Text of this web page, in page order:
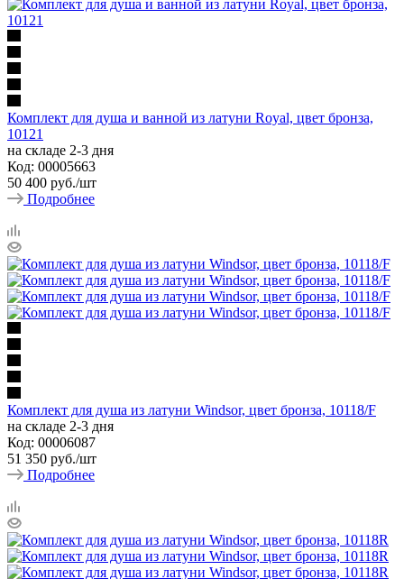
Комплект для душа и ванной из латуни Royal, цвет бронза,
10121
на складе 2-3 дня
Код: 00005663
50 400 руб./шт
Подробнее
Комплект для душа из латуни Windsor, цвет бронза, 10118/F
на складе 2-3 дня
Код: 00006087
51 350 руб./шт
Подробнее